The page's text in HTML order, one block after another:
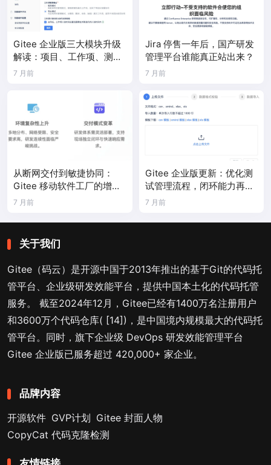
Gitee 企业版三大模块升级
解读：项目、工作项、测试
体系全面进化！
7 月前
Jira 停售一年后，国产研发
管理平台谁能真正站出来？
7 月前
从断网交付到敏捷协同：
Gitee 移动软件工厂的增量
落地全路径
7 月前
Gitee 企业版更新：优化测
试管理流程，闭环能力再提
升
7 月前
关于我们
Gitee（码云）是开源中国于2013年推出的基于Git的代码托
管平台、企业级研发效能平台，提供中国本土化的代码托管
服务。 截至2024年12月，Gitee已经有1400万名注册用户
和3600万个代码仓库( [14])，是中国境内规模最大的代码托
管平台。同时，旗下企业级 DevOps 研发效能管理平台
Gitee 企业版已服务超过 420,000+ 家企业。
品牌内容
开源软件 GVP计划 Gitee 封面人物
CopyCat 代码克隆检测